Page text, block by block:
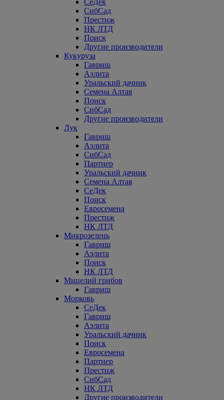
СеДек
СибСад
Престиж
НК ЛТД
Поиск
Другие производители
Кукуруза
Гавриш
Аэлита
Уральский дачник
Семена Алтая
Поиск
СибСад
Другие производители
Лук
Гавриш
Аэлита
СибСад
Партнер
Уральский дачник
Семена Алтая
СеДек
Поиск
Евросемена
Престиж
НК ЛТД
Микрозелень
Гавриш
Аэлита
Поиск
НК ЛТД
Мицелий грибов
Гавриш
Морковь
СеДек
Гавриш
Аэлита
Уральский дачник
Поиск
Евросемена
Партнер
Престиж
СибСад
НК ЛТД
Другие производители